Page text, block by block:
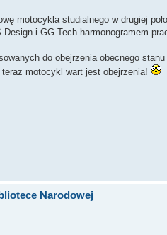
motocykla studialnego w drugiej
i GG Tech harmonogramem
do obejrzenia obecnego stanu
motocykl wart jest obejrzenia!
Narodowej